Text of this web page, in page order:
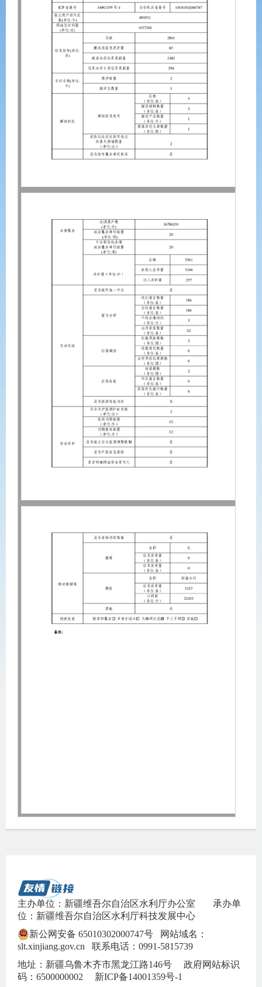
主办单位：新疆维吾尔自治区水利厅办公室
承办单
位：新疆维吾尔自治区水利厅科技发展中心
新公网安备 65010302000747号 网站域名：
slt.xinjiang.gov.cn 联系电话：0991-5815739
地址：新疆乌鲁木齐市黑龙江路146号 政府网站标识
码：6500000002
新ICP备14001359号-1